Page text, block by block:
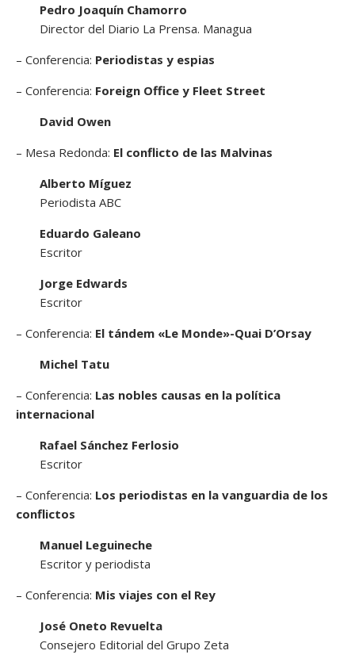
Pedro Joaquín Chamorro
Director del Diario La Prensa. Managua
– Conferencia: Periodistas y espias
– Conferencia: Foreign Office y Fleet Street
David Owen
– Mesa Redonda: El conflicto de las Malvinas
Alberto Míguez
Periodista ABC
Eduardo Galeano
Escritor
Jorge Edwards
Escritor
– Conferencia: El tándem «Le Monde»-Quai D’Orsay
Michel Tatu
– Conferencia: Las nobles causas en la política
internacional
Rafael Sánchez Ferlosio
Escritor
– Conferencia: Los periodistas en la vanguardia de los
conflictos
Manuel Leguineche
Escritor y periodista
– Conferencia: Mis viajes con el Rey
José Oneto Revuelta
Consejero Editorial del Grupo Zeta